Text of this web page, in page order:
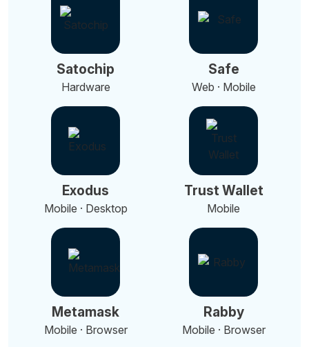
Satochip
Hardware
Safe
Web · Mobile
Exodus
Mobile · Desktop
Trust Wallet
Mobile
Metamask
Mobile · Browser
Rabby
Mobile · Browser